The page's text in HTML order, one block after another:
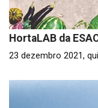
HortaLAB da
23 dezembro 2021,